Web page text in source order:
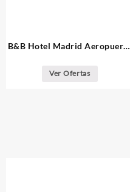
B&B Hotel Madrid Aeropuerto
Ver Ofertas